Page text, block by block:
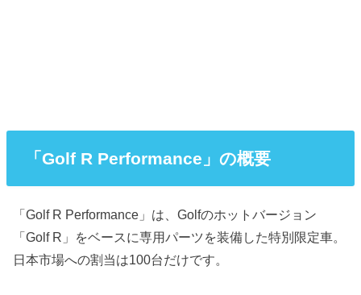
「Golf R Performance」の概要
「Golf R Performance」は、Golfのホットバージョン
「Golf R」をベースに専用パーツを装備した特別限定車。
日本市場への割当は100台だけです。